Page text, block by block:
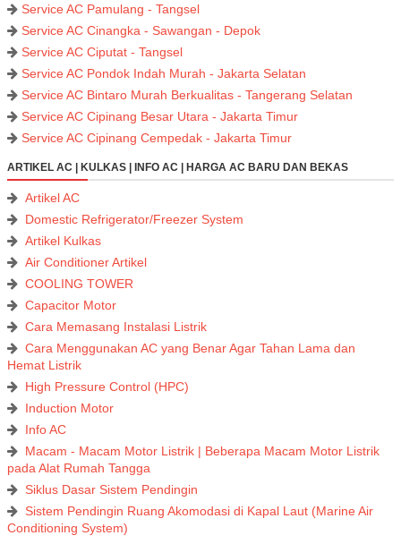
Service AC Pamulang - Tangsel
Service AC Cinangka - Sawangan - Depok
Service AC Ciputat - Tangsel
Service AC Pondok Indah Murah - Jakarta Selatan
Service AC Bintaro Murah Berkualitas - Tangerang Selatan
Service AC Cipinang Besar Utara - Jakarta Timur
Service AC Cipinang Cempedak - Jakarta Timur
ARTIKEL AC | KULKAS | INFO AC | HARGA AC BARU DAN BEKAS
Artikel AC
Domestic Refrigerator/Freezer System
Artikel Kulkas
Air Conditioner Artikel
COOLING TOWER
Capacitor Motor
Cara Memasang Instalasi Listrik
Cara Menggunakan AC yang Benar Agar Tahan Lama dan
Hemat Listrik
High Pressure Control (HPC)
Induction Motor
Info AC
Macam - Macam Motor Listrik | Beberapa Macam Motor Listrik
pada Alat Rumah Tangga
Siklus Dasar Sistem Pendingin
Sistem Pendingin Ruang Akomodasi di Kapal Laut (Marine Air
Conditioning System)